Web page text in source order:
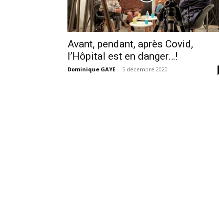
Avant, pendant, après Covid,
l’Hôpital est en danger…!
Dominique GAYE - 5 décembre 2020